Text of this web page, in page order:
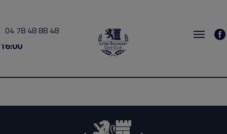
04 78 48 88 48
initiation BETEM 2026-07-17 15:00 → 2026-07-17
16:00